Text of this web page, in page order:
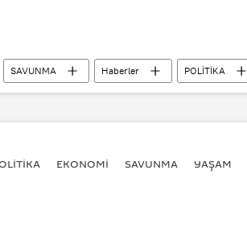
SAVUNMA Haberler
POLİTİKA
Meksika Donald Trump
Jim Mattis
Melekleri
EKONOMİ SAVUNMA YAŞAM